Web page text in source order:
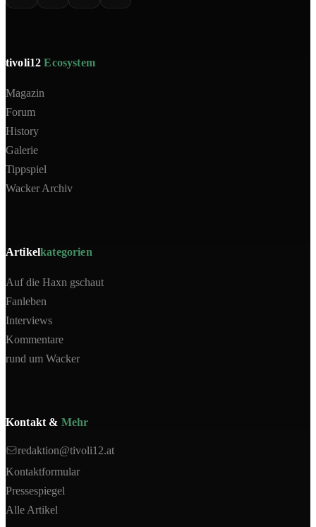
tivoli12Ecosystem
Magazin
Forum
History
Galerie
Tippspiel
Wacker Archiv
Artikelkategorien
Auf die Haxn gschaut
Fanleben
Interviews
Kommentare
rund um Wacker
Kontakt & Mehr
redaktion@tivoli12.at
Kontaktformular
Pressespiegel
Alle Artikel